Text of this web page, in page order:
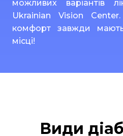
можливих варіантів
Ukrainian Vision
комфорт завжди
місці!
Види